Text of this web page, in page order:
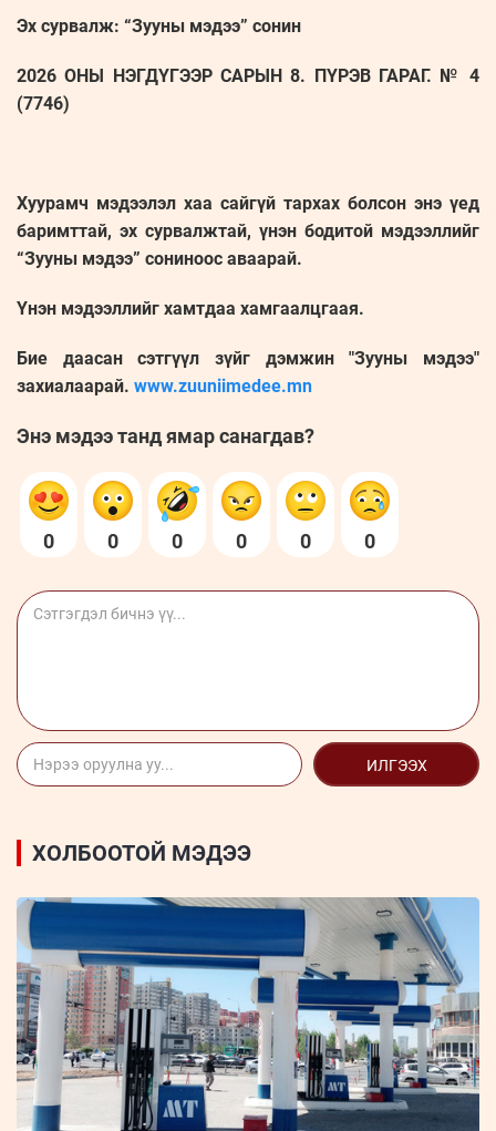
Эх сурвалж: “Зууны мэдээ” сонин
2026 ОНЫ НЭГДҮГЭЭР САРЫН 8. ПҮРЭВ ГАРАГ. № 4
(7746)
Хуурамч мэдээлэл хаа сайгүй тархах болсон энэ үед
баримттай, эх сурвалжтай, үнэн бодитой мэдээллийг
“Зууны мэдээ” сониноос аваарай.
Үнэн мэдээллийг хамтдаа хамгаалцгаая.
Бие даасан сэтгүүл зүйг дэмжин "Зууны мэдээ"
захиалаарай. www.zuuniimedee.mn
Энэ мэдээ танд ямар санагдав?
0 0 0 0 0 0
ИЛГЭЭХ
ХОЛБООТОЙ МЭДЭЭ